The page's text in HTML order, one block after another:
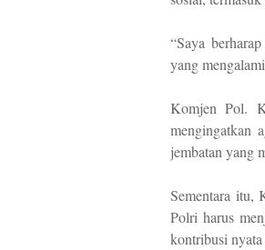
“Saya
yang
Komjen Pol.
mengingatkan
jembatan yang
Sementara itu,
Polri harus
kontribusi nyata